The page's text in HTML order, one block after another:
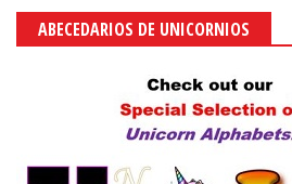
ABECEDARIOS DE UNICORNIOS